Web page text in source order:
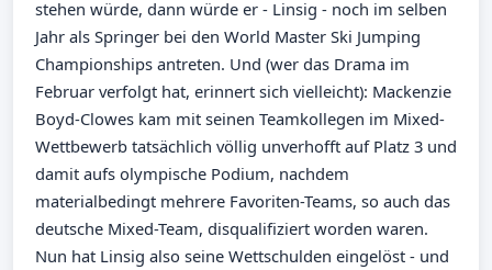
stehen würde, dann würde er - Linsig - noch im selben
Jahr als Springer bei den World Master Ski Jumping
Championships antreten. Und (wer das Drama im
Februar verfolgt hat, erinnert sich vielleicht): Mackenzie
Boyd-Clowes kam mit seinen Teamkollegen im Mixed-
Wettbewerb tatsächlich völlig unverhofft auf Platz 3 und
damit aufs olympische Podium, nachdem
materialbedingt mehrere Favoriten-Teams, so auch das
deutsche Mixed-Team, disqualifiziert worden waren.
Nun hat Linsig also seine Wettschulden eingelöst - und